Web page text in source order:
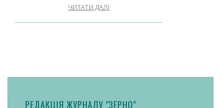
ЧИТАТИ ДАЛІ
РЕДАКЦІЯ ЖУРНАЛУ "ЗЕРНО"